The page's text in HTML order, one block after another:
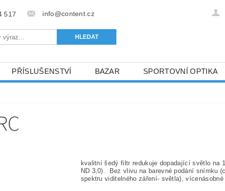
517 info@content.cz
PŘÍSLUŠENSTVÍ BAZAR SPORTOVNÍ OPTIKA
kvalitní šedý filtr redukuje dopadající světlo na
ND 3,0). Bez vlivu na barevné podání snímku
spektru viditelného záření- světla),